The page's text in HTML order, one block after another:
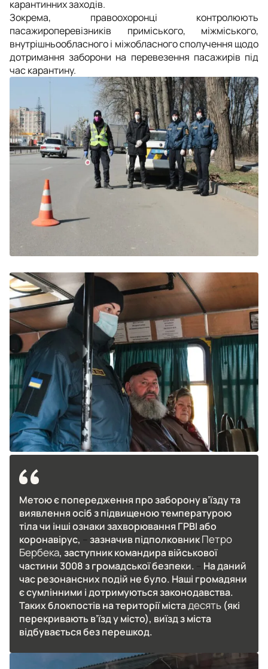
карантинних заходів.
Зокрема, правоохоронці контролюють
пасажироперевізників приміського, міжміського,
внутрішньообласного і міжобласного сполучення щодо
дотримання заборони на перевезення пасажирів під
час карантину.
Метою є попередження про заборону в’їзду та
виявлення осіб з підвищеною температурою
тіла чи інші ознаки захворювання ГРВІ або
коронавірус,
зазначив підполковникПетро
Бербека, заступник командира військової
частини 3008 з громадської безпеки.
На даний
час резонансних подій не було. Наші громадяни
є сумлінними і дотримуються законодавства.
Таких блокпостів на території містадесять (які
перекривають в’їзд у місто), виїзд з міста
відбувається без перешкод.